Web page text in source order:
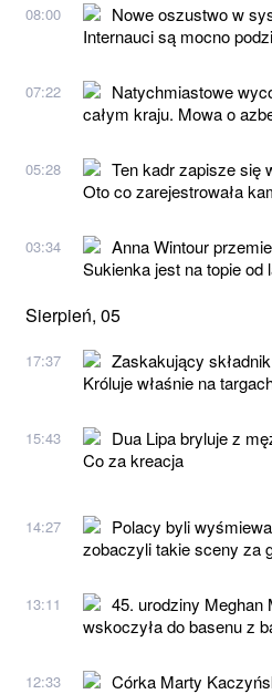
08:00
Nowe oszustwo w
Internauci są mocno
07:22
Natychmiastowe
całym kraju. Mowa o
05:28
Ten kadr zapisze się
Oto co zarejestrowała
03:34
Anna Wintour
Sukienka jest na topie od
Sierpień, 05
17:37
Zaskakujący
Króluje właśnie na
15:43
Dua Lipa bryluje z
Co za kreacja
14:27
Polacy byli
zobaczyli takie sceny za
13:11
45. urodziny Meghan
wskoczyła do basenu z
12:33
Córka Marty